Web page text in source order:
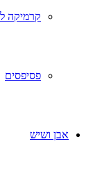
קרמיקה
פסיפסים
אבן ושיש